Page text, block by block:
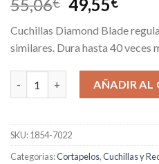
55,06
El
precio
original
era:
55,06€.
49,55 El
es:
Cuchillas Diamond Blade
similares. Dura hasta 40 veces
Cuchillas Moser 1871/ 1854
AÑADIR AL
SKU:1854-7022
Categorías:Cortapelos,Cuchillas y